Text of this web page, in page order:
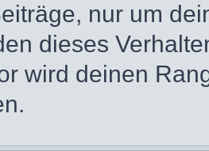
nur um
dieses
wird deinen